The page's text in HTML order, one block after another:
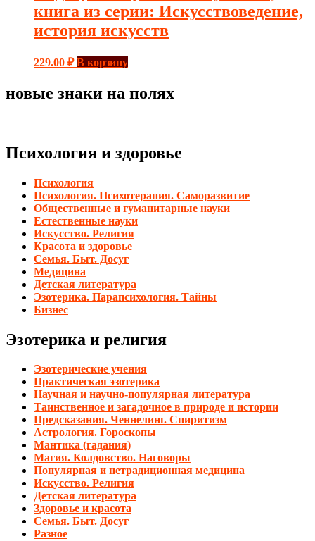
книга из серии: Искусствоведение,
история искусств
229.00 ₽ В корзину
новые знаки на полях
Психология и здоровье
Психология
Психология. Психотерапия. Саморазвитие
Общественные и гуманитарные науки
Естественные науки
Искусство. Религия
Красота и здоровье
Семья. Быт. Досуг
Медицина
Детская литература
Эзотерика. Парапсихология. Тайны
Бизнес
Эзотерика и религия
Эзотерические учения
Практическая эзотерика
Научная и научно-популярная литература
Таинственное и загадочное в природе и истории
Предсказания. Ченнелинг. Спиритизм
Астрология. Гороскопы
Мантика (гадания)
Магия. Колдовство. Наговоры
Популярная и нетрадиционная медицина
Искусство. Религия
Детская литература
Здоровье и красота
Семья. Быт. Досуг
Разное